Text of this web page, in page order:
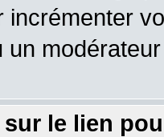
incrémenter
un
le lien